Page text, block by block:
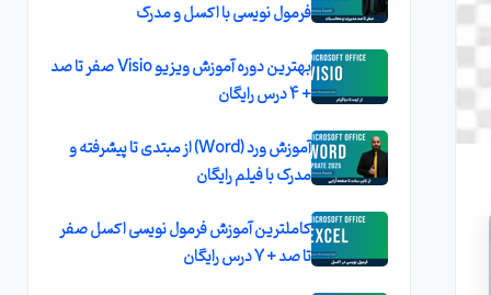
فرمول نویسی با اکسل و مدرک
بهترین دوره آموزش ویزیو Visio صفر تا صد
+ 4 درس رایگان
آموزش ورد (Word) از مبتدی تا پیشرفته و
مدرک با فیلم رایگان
کاملترين آموزش فرمول نويسی اکسل صفر
تا صد + 7 درس رايگان